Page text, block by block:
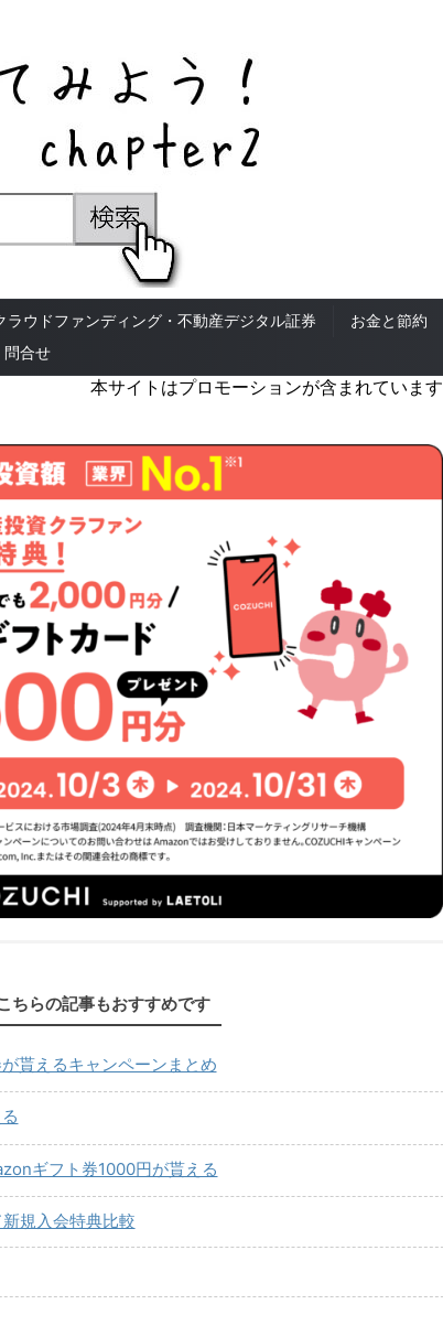
ラウドファンディング・不動産デジタル証券 お金と節約
問合せ
本サイトはプロモーションが含まれています
ちらの記事もおすすめです
貰えるキャンペーンまとめ
ギフト券1000円が貰える
規入会特典比較